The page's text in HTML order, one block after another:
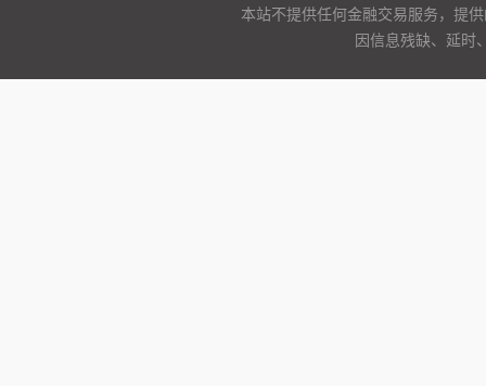
本站不提供任何金融交易服务，提
因信息残缺、延时